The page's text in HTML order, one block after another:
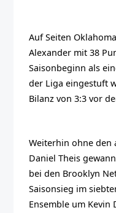
Auf Seiten
Alexander mit 38
Saisonbeginn als
der Liga eingestuft
Bilanz von 3:3 vor
Weiterhin ohne den
Daniel Theis
bei den Brooklyn
Saisonsieg im
Ensemble um